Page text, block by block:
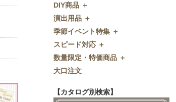
ドラジェ
プチタオル
席札立て
耳かき＆ぺん
紅茶＆コーヒー
和風プチギフト
その他
名入れ贈呈品
特選ギフト
珈琲・紅茶
鰹節・フード
印刷代行
ディズニーシリーズ
クロックギフト
Grace
ガラス
フラワータイプ
ペンダントクロック
ミラー
メッセージパズル
似顔絵
和風ボード
内祝い 出産祝い
DIY商品 ＋
DIY商品
演出用品 ＋
演出用品
リングピロー
ブーケプルズ
結婚証明書
その他
季節イベント特集 ＋
季節イベント特集
サクラ
クローバー
クリスマス
スピード対応 ＋
スピード対応
即日お急ぎ発送
数量限定・特価商品 ＋
数量限定・特価商品
大口注文
【カタログ別検索】